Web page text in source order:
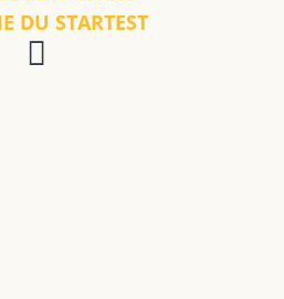
DU STARTEST